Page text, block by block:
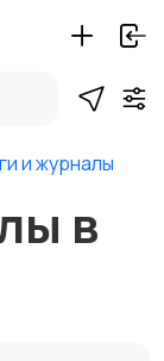
и журналы
в